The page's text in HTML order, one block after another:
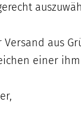
aus
einer